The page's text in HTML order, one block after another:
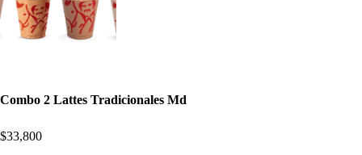
Combo 2 Lattes Tradicionales Md
$33,800